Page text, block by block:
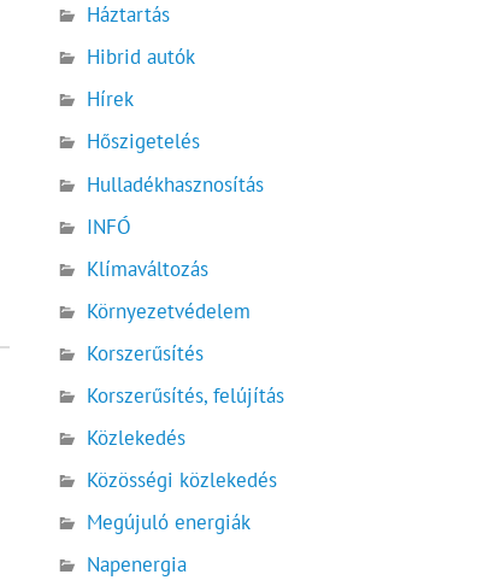
Háztartás
Hibrid autók
Hírek
Hőszigetelés
Hulladékhasznosítás
INFÓ
Klímaváltozás
Környezetvédelem
Korszerűsítés
Korszerűsítés, felújítás
Közlekedés
Közösségi közlekedés
Megújuló energiák
Napenergia